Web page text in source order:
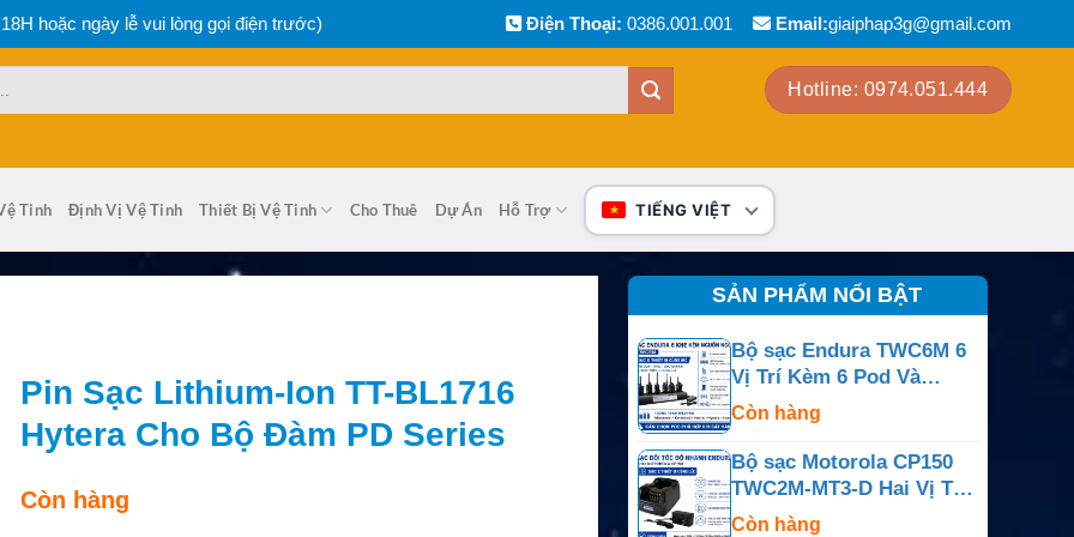
hoặc ngày lễ vui lòng gọi điện trước) Điện Thoại: 0386.001.001 Email:giaiphap3g@gmail.com
Hotline: 0974.051.444
Tinh Định Vị Vệ Tinh Thiết Bị Vệ Tinh Cho Thuê Dự Án Hỗ Trợ TIẾNG VIỆT
Pin Sạc Lithium-Ion TT-BL1716
Hytera Cho Bộ Đàm PD Series
Còn hàng
SẢN PHẨM NỔI BẬT
Bộ sạc Endura TWC6M 6
Vị Trí Kèm 6 Pod Và
Nguồn Ngoài
Còn hàng
Bộ sạc Motorola CP150
TWC2M-MT3-D Hai Vị Trí
Cho CP150, CP200,
Còn hàng